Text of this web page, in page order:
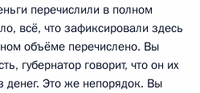
перечислили в полном
всё, что зафиксировали здесь
объёме перечислено. Вы
губернатор говорит, что он их
денег. Это же непорядок. Вы